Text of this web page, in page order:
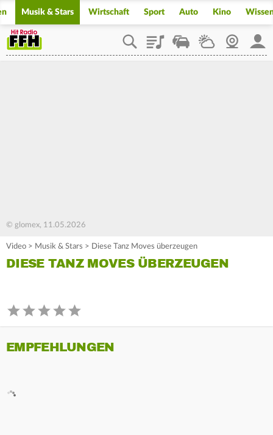
Musik & Stars Wirtschaft Sport Auto Kino
PlaylistStaupilotWetterWebcam
© glomex, 11.05.2026
Video > Musik & Stars > Diese Tanz Moves überzeugen
DIESE TANZ MOVES ÜBERZEUGEN
EMPFEHLUNGEN